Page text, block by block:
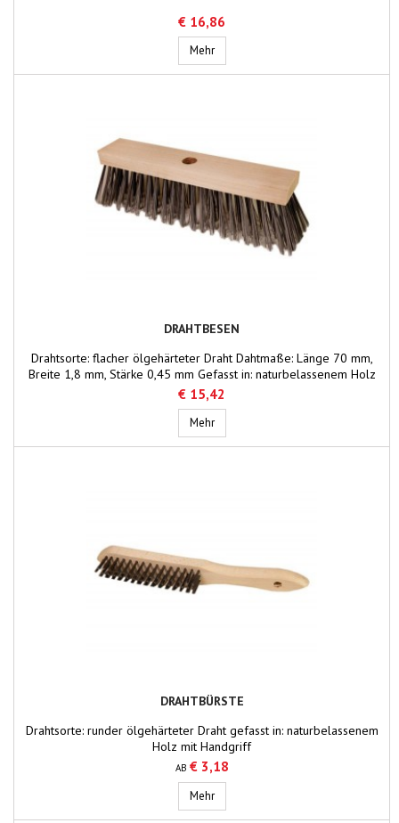
€ 16,86
MehrDoppelfaßschlüssel Kunststoff
DRAHTBESEN
Drahtsorte: flacher ölgehärteter Draht Dahtmaße: Länge 70 mm,
Breite 1,8 mm, Stärke 0,45 mm Gefasst in: naturbelassenem Holz
von 300 x 70 mm
€ 15,42
MehrDrahtbesen
DRAHTBÜRSTE
Drahtsorte: runder ölgehärteter Draht gefasst in: naturbelassenem
Holz mit Handgriff
AB € 3,18
MehrDrahtbürste